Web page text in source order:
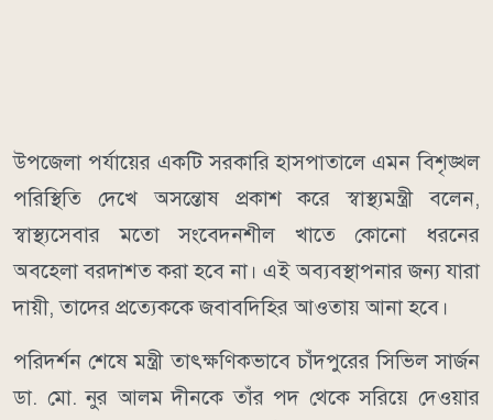
উপজেলা পর্যায়ের একটি সরকারি হাসপাতালে এমন বিশৃঙ্খল
পরিস্থিতি দেখে অসন্তোষ প্রকাশ করে স্বাস্থ্যমন্ত্রী বলেন,
স্বাস্থ্যসেবার মতো সংবেদনশীল খাতে কোনো ধরনের
অবহেলা বরদাশত করা হবে না। এই অব্যবস্থাপনার জন্য যারা
দায়ী, তাদের প্রত্যেককে জবাবদিহির আওতায় আনা হবে।
পরিদর্শন শেষে মন্ত্রী তাৎক্ষণিকভাবে চাঁদপুরের সিভিল সার্জন
ডা. মো. নুর আলম দীনকে তাঁর পদ থেকে সরিয়ে দেওয়ার